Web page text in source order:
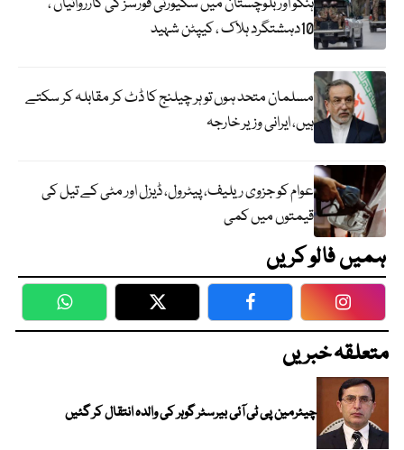
10دہشتگرد ہلاک ، کیپٹن شہید
مسلمان متحد ہوں تو ہر چیلنج کا ڈٹ کر مقابلہ کر سکتے
ہیں، ایرانی وزیر خارجہ
عوام کو جزوی ریلیف، پیٹرول، ڈیزل اور مٹی کے تیل کی
قیمتوں میں کمی
ہمیں فالو کریں
WhatsApp Twitter Facebook
متعلقہ خبریں
چیئرمین پی ٹی آئی بیرسٹر گوہر کی والدہ انتقال کر گئیں